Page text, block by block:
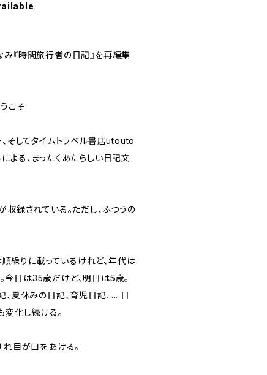
『時間旅行者の日記』を再編集
こそ
そしてタイムトラベル書店utouto
よる、まったくあたらしい日記文
録されている。ただし、ふつうの
繰りに載っているけれど、年代は
日は35歳だけど、明日は5歳。
、夏休みの日記、育児日記……日
変化し続ける。
れ目が口をあける。